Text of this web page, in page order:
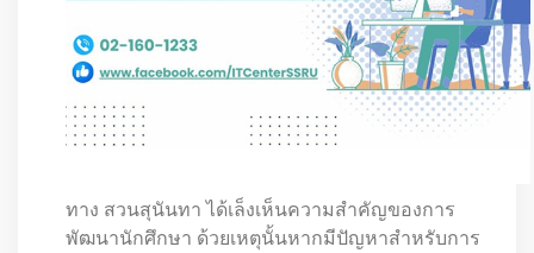
ทาง สวนสุนันทา ได้เล็งเห็นความสำคัญของการ
พัฒนานักศึกษา ด้วยเหตุนั้นหากมีปัญหาสำหรับการ